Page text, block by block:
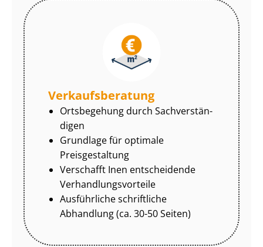
Ver­kaufs­be­ra­tung
Ortsbegehung durch Sach­ver­stän­
di­gen
Grundlage für optimale
Preisgestaltung
Verschafft Inen entscheidende
Ver­hand­lungs­vor­tei­le
Ausführliche schriftliche
Abhandlung (ca. 30-50 Seiten)